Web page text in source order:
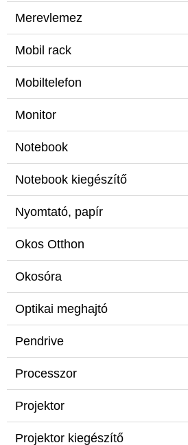
Merevlemez
Mobil rack
Mobiltelefon
Monitor
Notebook
Notebook kiegészítő
Nyomtató, papír
Okos Otthon
Okosóra
Optikai meghajtó
Pendrive
Processzor
Projektor
Projektor kiegészítő